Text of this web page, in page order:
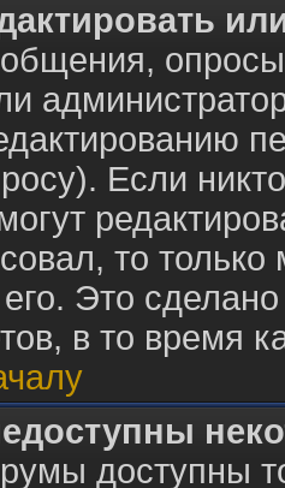
Если
то
его. Это
в то время
доступны